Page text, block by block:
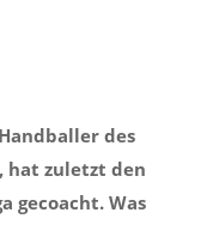
des
hat zuletzt den
gecoacht. Was